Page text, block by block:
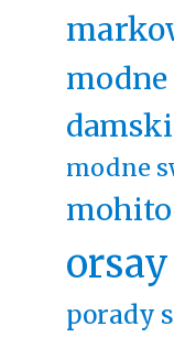
modne
porady